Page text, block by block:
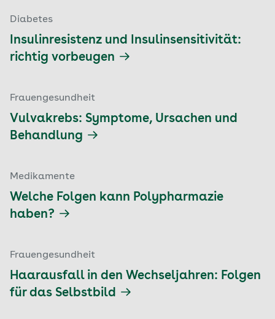
Diabetes
Insulinresistenz und Insulinsensitivität:
richtig vorbeugen
Frauengesundheit
Vulvakrebs: Symptome, Ursachen und
Behandlung
Medikamente
Welche Folgen kann Polypharmazie
haben?
Frauengesundheit
Haarausfall in den Wechseljahren: Folgen
für das Selbstbild